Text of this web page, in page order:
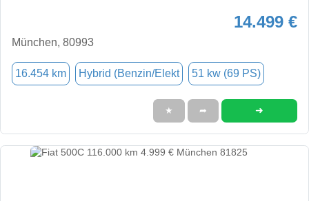
14.499 €
München, 80993
16.454 km Hybrid (Benzin/Elekt 51 kw (69 PS)
★ ➦ ➜